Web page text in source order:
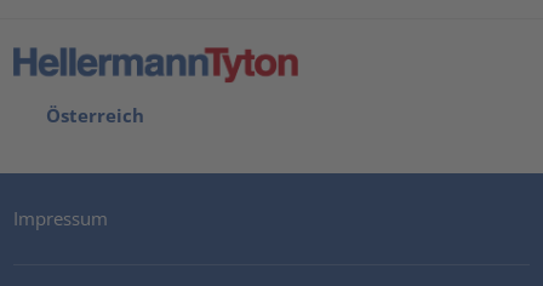
Österreich
Impressum